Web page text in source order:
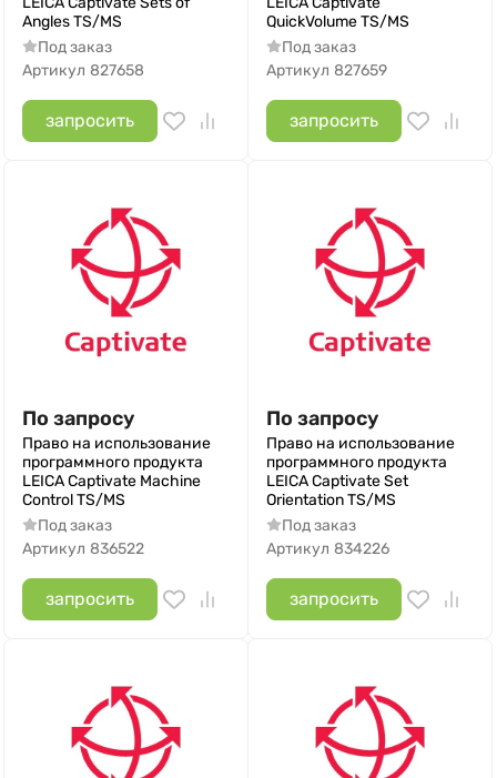
Angles TS/MS
Под заказ
Артикул 827658
запросить
QuickVolume TS/MS
Под заказ
Артикул 827659
запросить
По запросу
Право на использование
программного продукта
LEICA Сaptivate Machine
Control TS/MS
Под заказ
Артикул 836522
запросить
По запросу
Право на использование
программного продукта
LEICA Captivate Set
Orientation TS/MS
Под заказ
Артикул 834226
запросить